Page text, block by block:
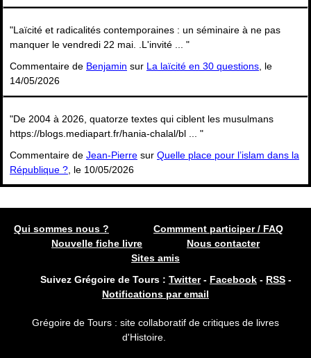
"Laïcité et radicalités contemporaines : un séminaire à ne pas
manquer le vendredi 22 mai. .L'invité ... "
Commentaire de Benjamin sur La laïcité en 30 questions , le
14/05/2026
"De 2004 à 2026, quatorze textes qui ciblent les musulmans
https://blogs.mediapart.fr/hania-chalal/bl ... "
Commentaire de Jean-Pierre sur Quelle place pour l’islam dans la
République ? , le 10/05/2026
Qui sommes nous ?
Commment participer / FAQ
Nouvelle fiche livre
Nous contacter
Sites amis
Suivez Grégoire de Tours : Twitter- Facebook - RSS -
Notifications par email
Grégoire de Tours : site collaboratif de critiques de livres
d'Histoire.